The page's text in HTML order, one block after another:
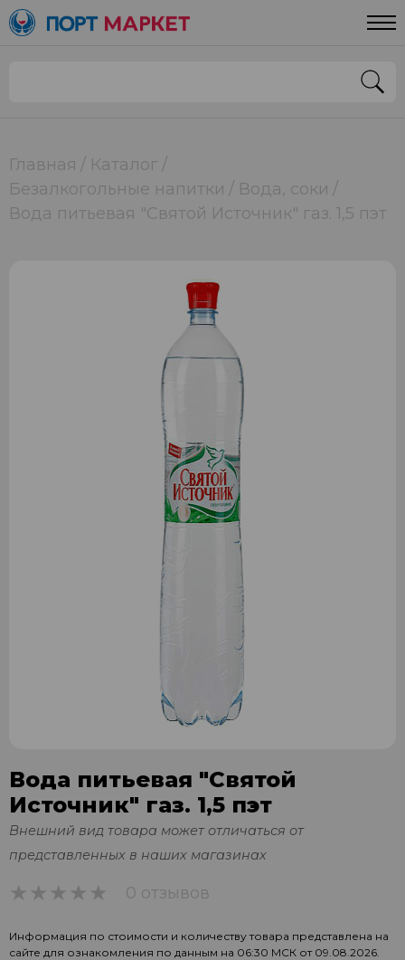
Главная
Каталог
Безалкогольные напитки
Вода, соки
Вода питьевая "Святой Источник" газ. 1,5 пэт
Вода питьевая "Святой
Источник" газ. 1,5 пэт
Внешний вид товара может отличаться от
представленных в наших магазинах
0 отзывов
Информация по стоимости и количеству товара представлена на
сайте для ознакомления по данным на 06:30 МСК от 09.08.2026.